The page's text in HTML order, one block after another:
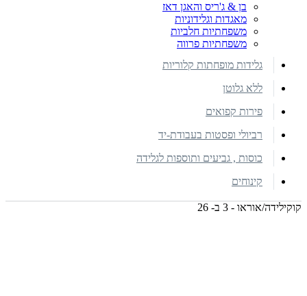
בן & ג'ריס והאגן דאז
מאגדות וגלידוניות
משפחתיות חלביות
משפחתיות פרווה
גלידות מופחתות קלוריות
ללא גלוטן
פירות קפואים
רביולי ופסטות בעבודת-יד
כוסות , גביעים ותוספות לגלידה
קינוחים
קוקילידה/אוראו - 3 ב- 26